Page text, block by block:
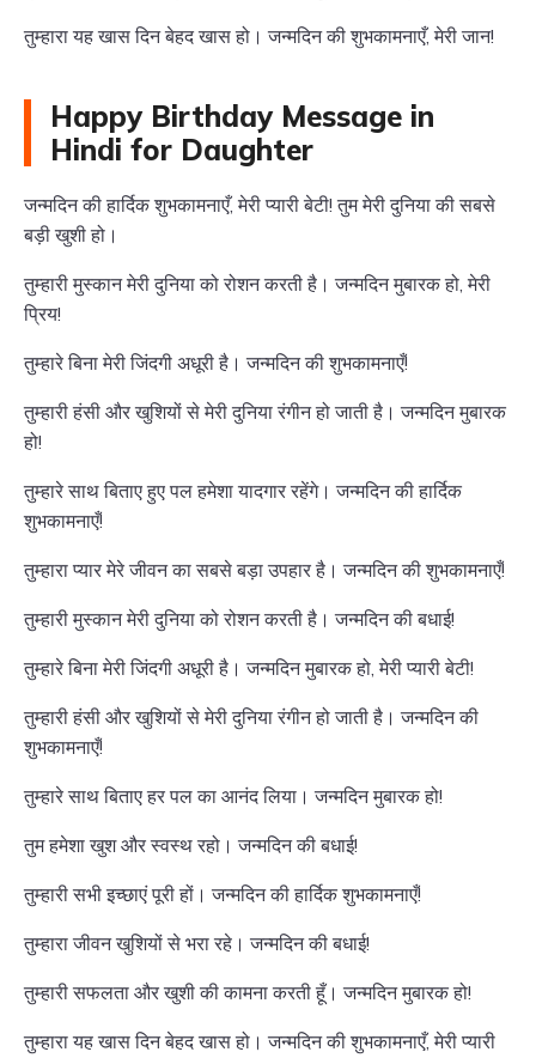
तुम्हारा यह खास दिन बेहद खास हो। जन्मदिन की शुभकामनाएँ, मेरी जान!
Happy Birthday Message in
Hindi for Daughter
जन्मदिन की हार्दिक शुभकामनाएँ, मेरी प्यारी बेटी! तुम मेरी दुनिया की सबसे
बड़ी खुशी हो।
तुम्हारी मुस्कान मेरी दुनिया को रोशन करती है। जन्मदिन मुबारक हो, मेरी
प्रिय!
तुम्हारे बिना मेरी जिंदगी अधूरी है। जन्मदिन की शुभकामनाएँ!
तुम्हारी हंसी और खुशियों से मेरी दुनिया रंगीन हो जाती है। जन्मदिन मुबारक
हो!
तुम्हारे साथ बिताए हुए पल हमेशा यादगार रहेंगे। जन्मदिन की हार्दिक
शुभकामनाएँ!
तुम्हारा प्यार मेरे जीवन का सबसे बड़ा उपहार है। जन्मदिन की शुभकामनाएँ!
तुम्हारी मुस्कान मेरी दुनिया को रोशन करती है। जन्मदिन की बधाई!
तुम्हारे बिना मेरी जिंदगी अधूरी है। जन्मदिन मुबारक हो, मेरी प्यारी बेटी!
तुम्हारी हंसी और खुशियों से मेरी दुनिया रंगीन हो जाती है। जन्मदिन की
शुभकामनाएँ!
तुम्हारे साथ बिताए हर पल का आनंद लिया। जन्मदिन मुबारक हो!
तुम हमेशा खुश और स्वस्थ रहो। जन्मदिन की बधाई!
तुम्हारी सभी इच्छाएं पूरी हों। जन्मदिन की हार्दिक शुभकामनाएँ!
तुम्हारा जीवन खुशियों से भरा रहे। जन्मदिन की बधाई!
तुम्हारी सफलता और खुशी की कामना करती हूँ। जन्मदिन मुबारक हो!
तुम्हारा यह खास दिन बेहद खास हो। जन्मदिन की शुभकामनाएँ, मेरी प्यारी